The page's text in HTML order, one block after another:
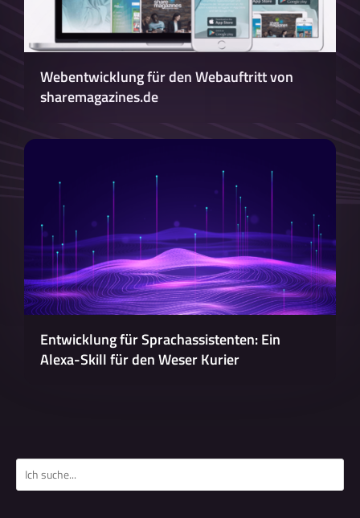
Webentwicklung für den Webauftritt von
sharemagazines.de
Entwicklung für Sprachassistenten: Ein
Alexa-Skill für den Weser Kurier